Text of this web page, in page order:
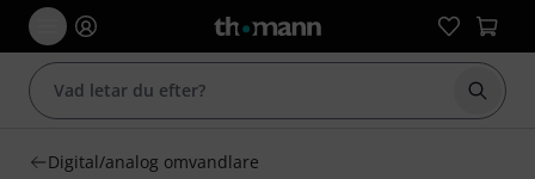
Börja
Digital/analog omvandlare